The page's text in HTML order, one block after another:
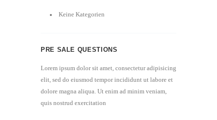
Keine Kategorien
PRE SALE QUESTIONS
Lorem ipsum dolor sit amet, consectetur adipisicing
elit, sed do eiusmod tempor incididunt ut labore et
dolore magna aliqua. Ut enim ad minim veniam,
quis nostrud exercitation